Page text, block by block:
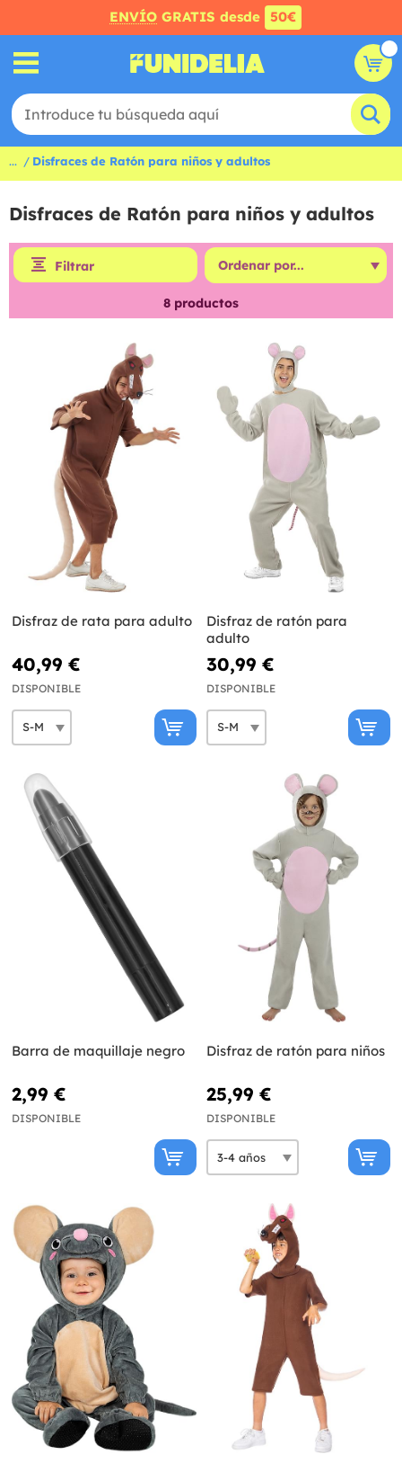
ENVÍO GRATIS desde 50€
... Disfraces de Ratón para niños y adultos
Disfraces de Ratón para niños y adultos
Filtrar
8 productos
Disfraz de rata para adulto
40,99 €
DISPONIBLE
Disfraz de ratón para
adulto
30,99 €
DISPONIBLE
Barra de maquillaje negro
2,99 €
DISPONIBLE
Disfraz de ratón para niños
25,99 €
DISPONIBLE